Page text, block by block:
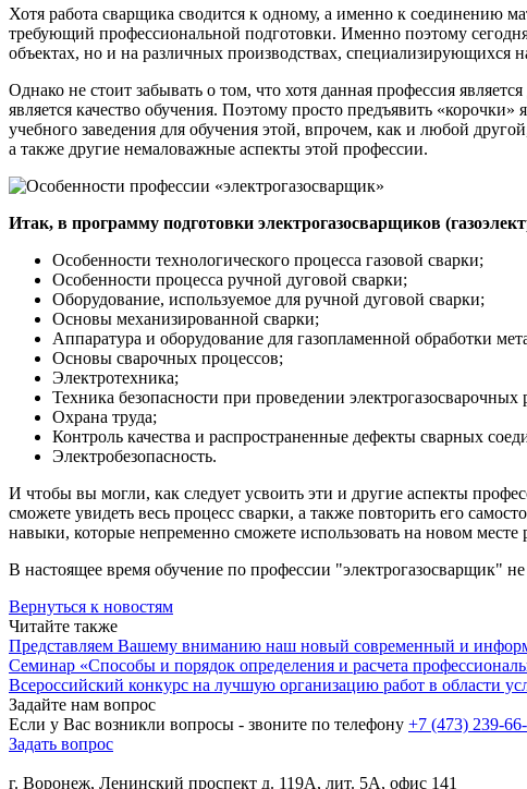
Хотя работа сварщика сводится к одному, а именно к соединению
требующий профессиональной подготовки. Именно поэтому
объектах, но и на различных производствах, специализирующихся
Однако не стоит забывать о том, что хотя данная профессия
является качество обучения. Поэтому просто предъявить
учебного заведения для обучения этой, впрочем, как и любой
а также другие немаловажные аспекты этой профессии.
Итак, в программу подготовки электрогазосварщиков
Особенности технологического процесса газовой сварки;
Особенности процесса ручной дуговой сварки;
Оборудование, используемое для ручной дуговой сварки;
Основы механизированной сварки;
Аппаратура и оборудование для газопламенной обработки
Основы сварочных процессов;
Электротехника;
Техника безопасности при проведении электрогазосварочных
Охрана труда;
Контроль качества и распространенные дефекты сварных
Электробезопасность.
И чтобы вы могли, как следует усвоить эти и другие аспекты
сможете увидеть весь процесс сварки, а также повторить его
навыки, которые непременно сможете использовать на новом месте
В настоящее время обучение по профессии "электрогазосварщик"
Вернуться к новостям
Читайте также
Представляем Вашему вниманию наш новый современный и
Семинар «Способы и порядок определения и расчета
Всероссийский конкурс на лучшую организацию работ в области
Задайте нам вопрос
Если у Вас возникли вопросы - звоните по телефону +7 (473) 239-
Задать вопрос
г. Воронеж, Ленинский проспект д. 119А, лит. 5А, офис 141